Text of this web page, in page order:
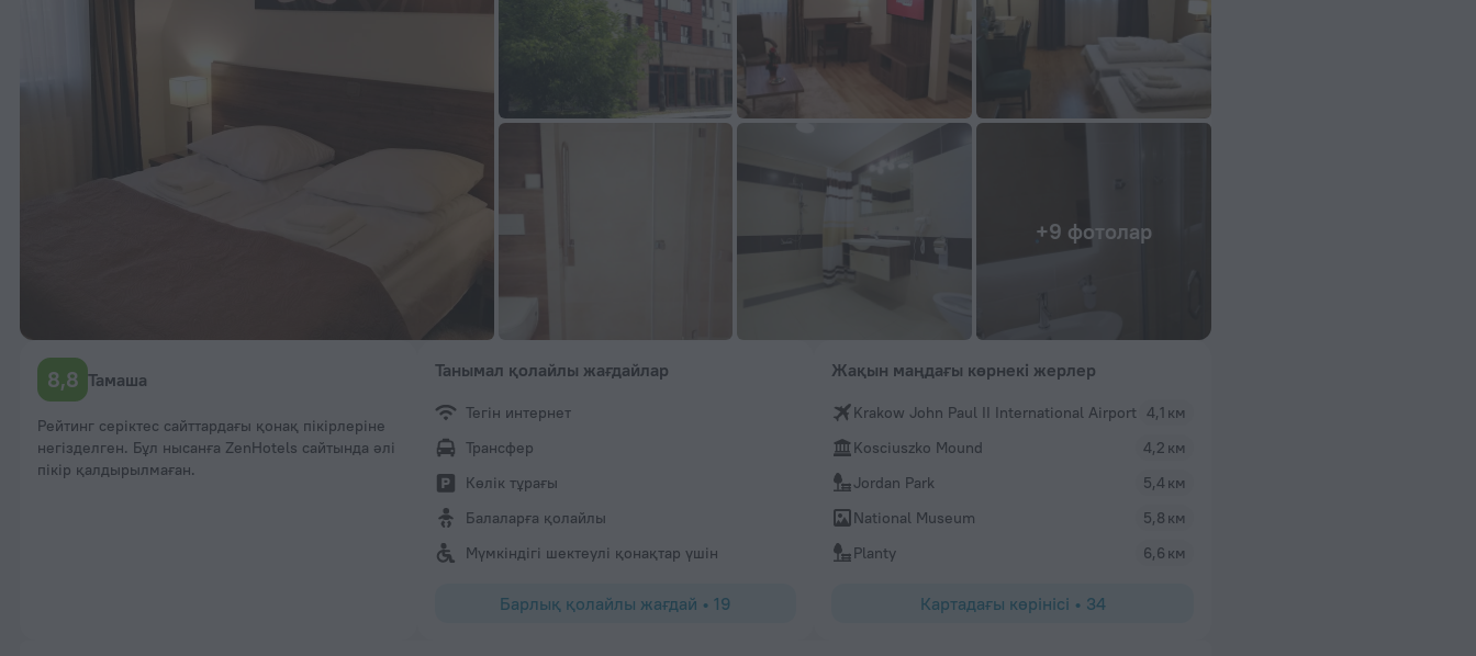
+9 фотолар
8,8 Тамаша
Рейтинг серіктес сайттардағы қонақ пікірлеріне
негізделген. Бұл нысанға ZenHotels сайтында әлі
пікір қалдырылмаған.
Танымал қолайлы жағдайлар
Тегін интернет
Трансфер
Көлік тұрағы
Балаларға қолайлы
Мүмкіндігі шектеулі қонақтар үшін
Барлық қолайлы жағдай • 19
Жақын маңдағы көрнекі жерлер
Krakow John Paul II International Airport 4,1 км
Kosciuszko Mound
4,2 км
Jordan Park
5,4 км
National Museum
5,8 км
Planty
6,6 км
Картадағы көрінісі • 34